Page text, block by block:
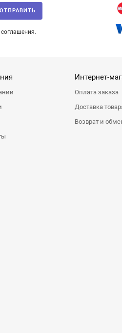
ОТПРАВИТЬ
Интернет-
Оплата заказа
Доставка
Возврат и